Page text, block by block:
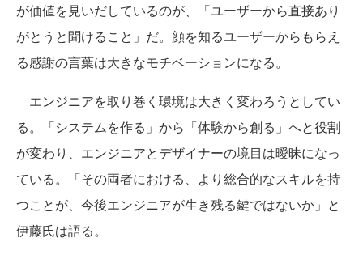
が価値を見いだしているのが、「ユーザーから直接あり
がとうと聞けること」だ。顔を知るユーザーからもらえ
る感謝の言葉は大きなモチベーションになる。
エンジニアを取り巻く環境は大きく変わろうとしてい
る。「システムを作る」から「体験から創る」へと役割
が変わり、エンジニアとデザイナーの境目は曖昧になっ
ている。「その両者における、より総合的なスキルを持
つことが、今後エンジニアが生き残る鍵ではないか」と
伊藤氏は語る。